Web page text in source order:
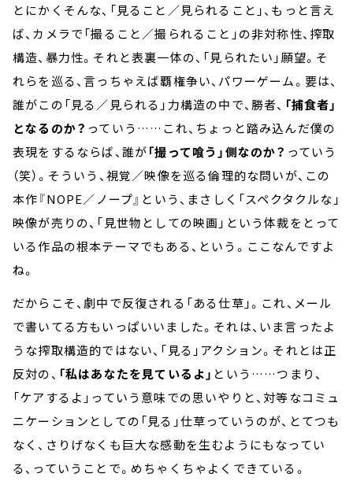
とにかくそんな、「見ること／見られること」、もっと言え
ば、カメラで「撮ること／撮られること」の非対称性、搾取
構造、暴力性。それと表裏一体の、「見られたい」願望。そ
れらを巡る、言っちゃえば覇権争い、パワーゲーム。要は、
誰がこの「見る／見られる」力構造の中で、勝者、 「捕食者」
となるのか？ っていう……これ、ちょっと踏み込んだ僕の
表現をするならば、誰が「撮って喰う」側なのか？ っていう
（笑）。そういう、視覚／映像を巡る倫理的な問いが、この
本作『NOPE／ノープ』という、まさしく「スペクタクルな」
映像が売りの、「見世物としての映画」という体裁をとって
いる作品の根本テーマでもある、という。ここなんですよ
ね。
だからこそ、劇中で反復される「ある仕草」。これ、メール
で書いてる方もいっぱいいました。それは、いま言ったよ
うな搾取構造的ではない、「見る」アクション。それとは正
反対の、 「私はあなたを見ているよ」 という……つまり、
「ケアするよ」っていう意味での思いやりと、対等なコミュ
ニケーションとしての「見る」仕草っていうのが、とてつも
なく、さりげなくも巨大な感動を生むようにもなってい
る、っていうことで。めちゃくちゃよくできている。